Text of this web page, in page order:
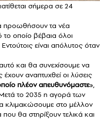
σήμερα σε 24
προωθήσουν τα νέα
οποίο βέβαια όλοι
είναι απόλυτος όταν
και θα συνεχίσουμε να
αναπτυχθεί οι λύσεις
πλέον απευθυνόμαστε»,
το 2035 η αγορά των
κλιμακώσουμε στο μέλλον
θα στηρίξουν τελικά και